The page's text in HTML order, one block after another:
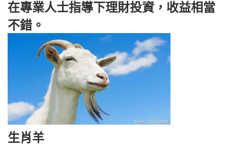
在專業人士指導下理財投資，收益相當
不錯。
生肖羊